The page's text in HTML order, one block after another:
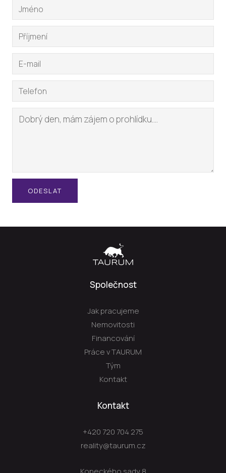
ODESLAT
Společnost
Jak pracujeme
Nemovitosti
Financování
Práce v TAURUM
Tým
Kontakt
Kontakt
+420 720 704 275
reality@taurum.cz